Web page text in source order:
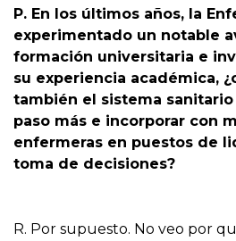
P. En los últimos años, la
experimentado un notable
formación universitaria e
su experiencia académica,
también el sistema
paso más e incorporar con
enfermeras en puestos de
toma de decisiones?
R. Por supuesto. No veo por